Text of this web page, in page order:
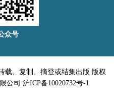
众号
载、复制、摘登或结集出版 版权
公司 沪ICP备10020732号-1